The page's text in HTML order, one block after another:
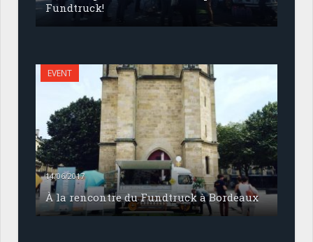
Fundtruck!
EVENT
14/06/2017
À la rencontre du Fundtruck à Bordeaux